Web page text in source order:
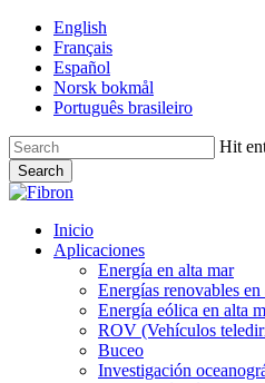
Skip
main
content
English
Français
Español
Norsk bokmål
Português brasileiro
Hit
Search
Close
Menu
Inicio
Aplicaciones
Energía en alta mar
Energías renovables en
Energía eólica en alta
ROV (Vehículos
Buceo
Investigación